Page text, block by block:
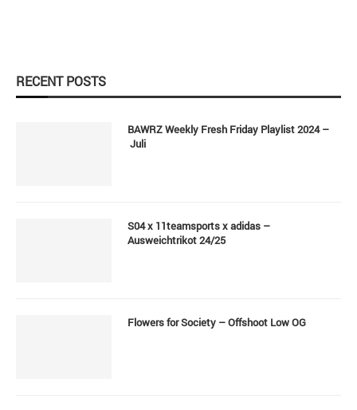
RECENT POSTS
BAWRZ Weekly Fresh Friday Playlist 2024 –
Juli
S04 x 11teamsports x adidas –
Ausweichtrikot 24/25
Flowers for Society – Offshoot Low OG